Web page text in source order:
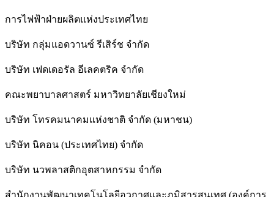
การไฟฟ้าฝ่ายผลิตแห่งประเทศไทย
บริษัท กลุ่มแอดวานซ์ รีเสิร์ช จำกัด
บริษัท เฟดเดอรัล อีเลคตริค จำกัด
คณะพยาบาลศาสตร์ มหาวิทยาลัยเชียงใหม่
บริษัท โทรคมนาคมแห่งชาติ จำกัด (มหาชน)
บริษัท นิคอน (ประเทศไทย) จำกัด
บริษัท นวพลาสติกอุตสาหกรรม จำกัด
สำนักงานพัฒนาเทคโนโลยีอวกาศและภูมิสารสนเทศ (องค์การ